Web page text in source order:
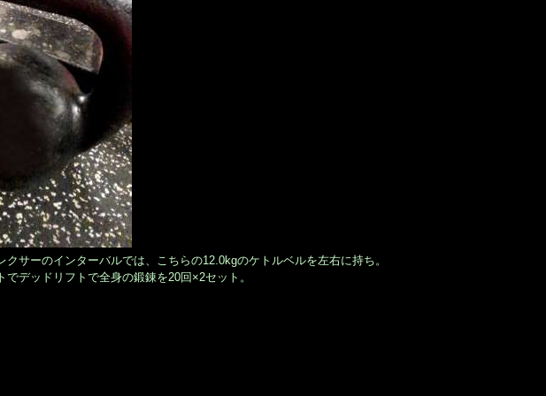
クサーのインターバルでは、こちらの12.0kgのケトルベルを左右に持ち。
でデッドリフトで全身の鍛錬を20回×2セット。